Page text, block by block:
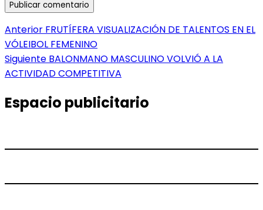
Navegación
de
entradas
Anterior Entrada
anterior:
FRUTÍFERA VISUALIZACIÓN DE TALENTOS EN EL
VÓLEIBOL FEMENINO
Siguiente Entrada
siguiente:
BALONMANO MASCULINO VOLVIÓ A LA
ACTIVIDAD COMPETITIVA
Espacio publicitario